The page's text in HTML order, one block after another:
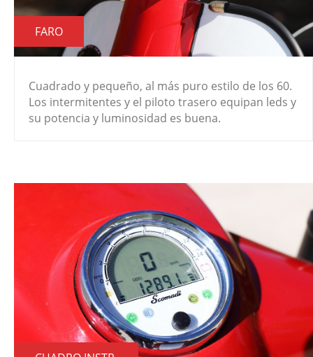
FARO
Cuadrado y pequeño, al más puro estilo de los 60.
Los intermitentes y el piloto trasero equipan leds y
su potencia y luminosidad es buena.